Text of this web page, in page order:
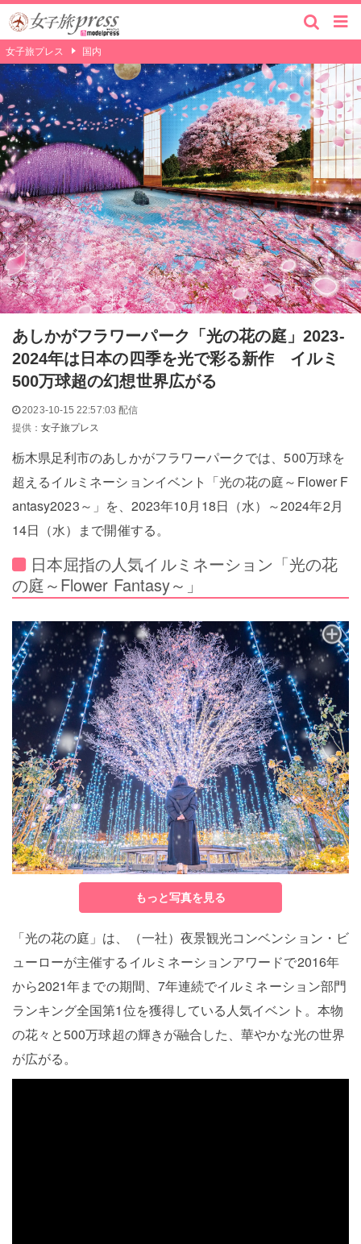
女子旅プレス 国内
あしかがフラワーパーク「光の花の庭」2023-
2024年は日本の四季を光で彩る新作 イルミ
500万球超の幻想世界広がる
2023-10-15 22:57:03 配信
提供：女子旅プレス
栃木県足利市のあしかがフラワーパークでは、500万球を
超えるイルミネーションイベント「光の花の庭～Flower F
antasy2023～」を、2023年10月18日（水）～2024年2月
14日（水）まで開催する。
日本屈指の人気イルミネーション「光の花
の庭～Flower Fantasy～」
もっと写真を見る
「光の花の庭」は、（一社）夜景観光コンベンション・ビ
ューローが主催するイルミネーションアワードで2016年
から2021年までの期間、7年連続でイルミネーション部門
ランキング全国第1位を獲得している人気イベント。本物
の花々と500万球超の輝きが融合した、華やかな光の世界
が広がる。